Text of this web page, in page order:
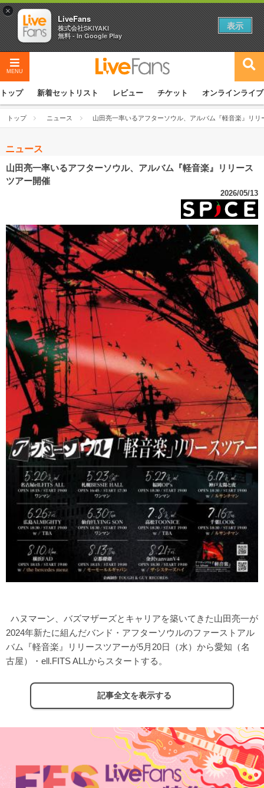
MENU
トップ 新着セットリスト レビュー チケット オンラインライブ
トップ ニュース 山田亮一率いるアフターソウル、アルバム『軽音楽』リリ
ニュース
山田亮一率いるアフターソウル、アルバム『軽音楽』リリース
ツアー開催
2026/05/13
ハヌマーン、バズマザーズとキャリアを築いてきた山田亮一が
2024年新たに組んだバンド・アフターソウルのファーストアル
バム『軽音楽』リリースツアーが5月20日（水）から愛知（名
古屋）・ell.FITS ALLからスタートする。
記事全文を表示する
×
LiveFans
株式会社SKIYAKI
無料 - In Google Play
表示